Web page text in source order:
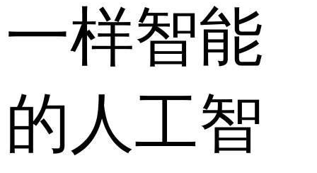
一样智能
的人工智